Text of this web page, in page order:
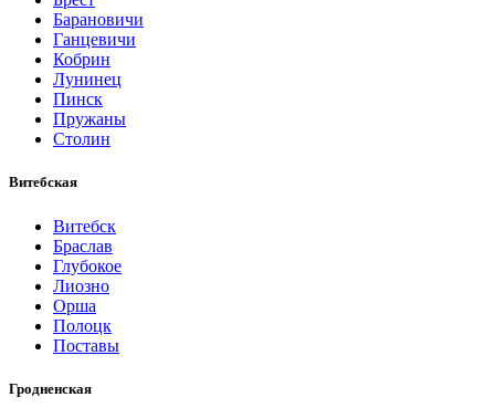
Барановичи
Ганцевичи
Кобрин
Лунинец
Пинск
Пружаны
Столин
Витебская
Витебск
Браслав
Глубокое
Лиозно
Орша
Полоцк
Поставы
Гродненская